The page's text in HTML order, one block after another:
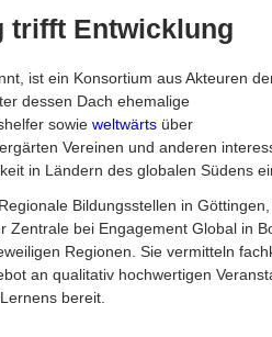
trifft Entwicklung
ist ein Konsortium aus Akteuren
dessen Dach ehemalige
sowie weltwärtsüber
Vereinen und anderen
in Ländern des globalen Südens
Bildungsstellen in Göttingen,
Zentrale bei Engagement Global in
Regionen. Sie vermitteln
an qualitativ hochwertigen
bereit.